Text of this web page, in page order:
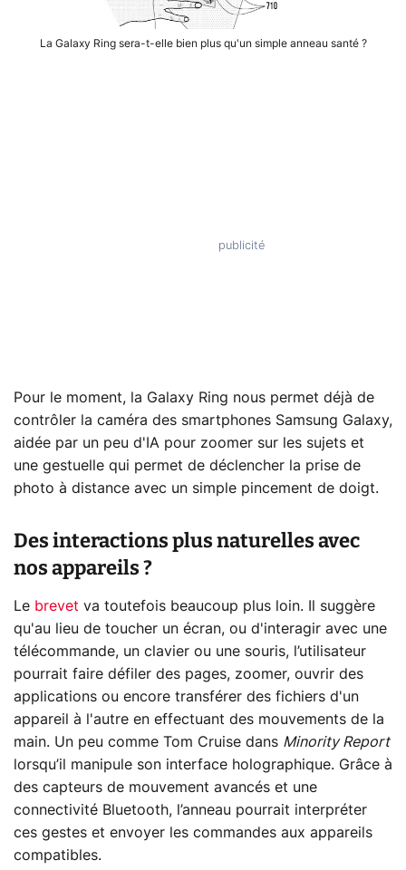
La Galaxy Ring sera-t-elle bien plus qu'un simple anneau santé ?
Pour le moment, la Galaxy Ring nous permet déjà de
contrôler la caméra des smartphones Samsung Galaxy,
aidée par un peu d'IA pour zoomer sur les sujets et
une gestuelle qui permet de déclencher la prise de
photo à distance avec un simple pincement de doigt.
Des interactions plus naturelles avec
nos appareils ?
Le brevet va toutefois beaucoup plus loin. Il suggère
qu'au lieu de toucher un écran, ou d'interagir avec une
télécommande, un clavier ou une souris, l’utilisateur
pourrait faire défiler des pages, zoomer, ouvrir des
applications ou encore transférer des fichiers d'un
appareil à l'autre en effectuant des mouvements de la
main. Un peu comme Tom Cruise dans Minority Report
lorsqu’il manipule son interface holographique. Grâce à
des capteurs de mouvement avancés et une
connectivité Bluetooth, l’anneau pourrait interpréter
ces gestes et envoyer les commandes aux appareils
compatibles.